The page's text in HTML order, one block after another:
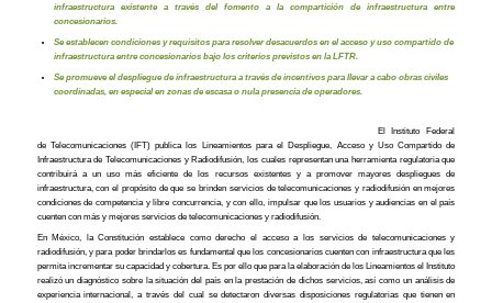
infraestructura existente a través del fomento a la compartición de infraestructura entre
concesionarios.
Se establecen condiciones y requisitos para resolver desacuerdos en el acceso y uso compartido de
infraestructura entre concesionarios bajo los criterios previstos en la LFTR.
Se promueve el despliegue de infraestructura a través de incentivos para llevar a cabo obras civiles
coordinadas, en especial en zonas de escasa o nula presencia de operadores.
El Instituto Federal
de Telecomunicaciones (IFT) publica los Lineamientos para el Despliegue, Acceso y Uso Compartido de
Infraestructura de Telecomunicaciones y Radiodifusión, los cuales representan una herramienta regulatoria que
contribuirá a un uso más eficiente de los recursos existentes y a promover mayores despliegues de
infraestructura, con el propósito de que se brinden servicios de telecomunicaciones y radiodifusión en mejores
condiciones de competencia y libre concurrencia, y con ello, impulsar que los usuarios y audiencias en el país
cuenten con más y mejores servicios de telecomunicaciones y radiodifusión.
En México, la Constitución establece como derecho el acceso a los servicios de telecomunicaciones y
radiodifusión, y para poder brindarlos es fundamental que los concesionarios cuenten con infraestructura que les
permita incrementar su capacidad y cobertura. Es por ello que para la elaboración de los Lineamientos el Instituto
realizó un diagnóstico sobre la situación del país en la prestación de dichos servicios, así como un análisis de
experiencia internacional, a través del cual se detectaron diversas disposiciones regulatorias que tienen en